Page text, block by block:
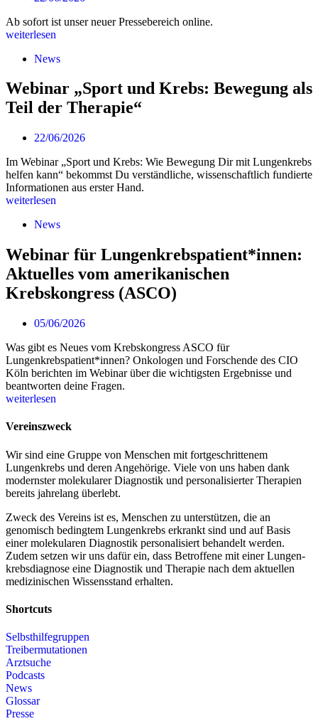
Ab sofort ist unser neuer Pressebereich online.
weiterlesen
News
Webinar „Sport und Krebs: Bewegung als
Teil der Therapie“
22/06/2026
Im Webinar „Sport und Krebs: Wie Bewegung Dir mit Lungenkrebs
helfen kann“ bekommst Du verständliche, wissenschaftlich fundierte
Informationen aus erster Hand.
weiterlesen
News
Webinar für Lungenkrebspatient*innen:
Aktuelles vom amerikanischen
Krebskongress (ASCO)
05/06/2026
Was gibt es Neues vom Krebskongress ASCO für
Lungenkrebspatient*innen? Onkologen und Forschende des CIO
Köln berichten im Webinar über die wichtigsten Ergebnisse und
beantworten deine Fragen.
weiterlesen
Vereinszweck
Wir sind eine Gruppe von Menschen mit fort­geschrittenem
Lungenkrebs und deren Angehörige. Viele von uns haben dank
modernster molekularer Diagnostik und personalisierter Therapien
bereits jahrelang überlebt.
Zweck des Vereins ist es, Menschen zu unterstützen, die an
genomisch bedingtem Lungenkrebs erkrankt sind und auf Basis
einer molekularen Diagnostik personalisiert behandelt werden.
Zudem setzen wir uns dafür ein, dass Betroffene mit einer Lungen­
krebsdiagnose eine Diagnostik und Therapie nach dem aktuellen
medizinischen Wissensstand erhalten.
Shortcuts
Selbsthilfegruppen
Treibermutationen
Arztsuche
Podcasts
News
Glossar
Presse